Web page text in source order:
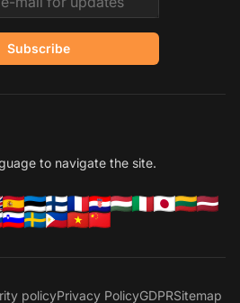
Subscribe
to navigate the site.
policyPrivacy PolicyGDPRSitemap